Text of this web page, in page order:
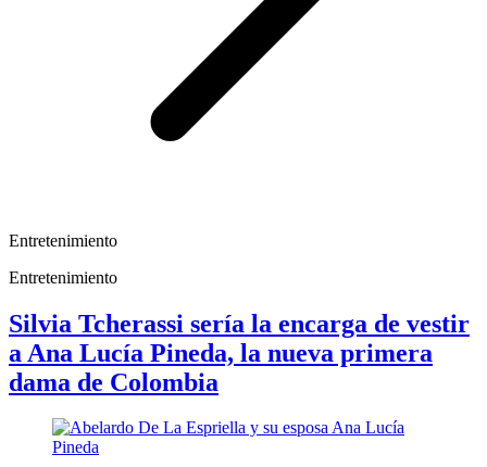
Entretenimiento
Entretenimiento
Silvia Tcherassi sería la encarga de vestir
a Ana Lucía Pineda, la nueva primera
dama de Colombia